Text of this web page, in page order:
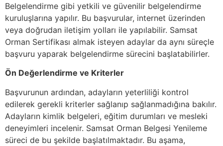
Belgelendirme gibi yetkili ve güvenilir belgelendirme
kuruluşlarına yapılır. Bu başvurular, internet üzerinden
veya doğrudan iletişim yolları ile yapılabilir. Samsat
Orman Sertifikası almak isteyen adaylar da aynı süreçle
başvuru yaparak belgelendirme sürecini başlatabilirler.
Ön Değerlendirme ve Kriterler
Başvurunun ardından, adayların yeterliliği kontrol
edilerek gerekli kriterler sağlanıp sağlanmadığına bakılır.
Adayların kimlik belgeleri, eğitim durumları ve mesleki
deneyimleri incelenir. Samsat Orman Belgesi Yenileme
süreci de bu şekilde başlatılmaktadır. Bu aşama,